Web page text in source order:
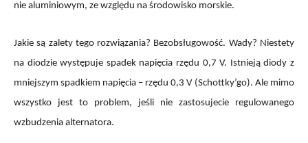
nie aluminiowym, ze względu na środowisko morskie.
Jakie są zalety tego rozwiązania? Bezobsługowość. Wady? Niestety
na diodzie występuje spadek napięcia rzędu 0,7 V. Istnieją diody z
mniejszym spadkiem napięcia – rzędu 0,3 V (Schottky’go). Ale mimo
wszystko jest to problem, jeśli nie zastosujecie regulowanego
wzbudzenia alternatora.